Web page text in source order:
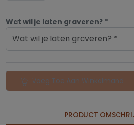
Wat wil je laten graveren? *
Wat wil je laten graveren? *
Voeg Toe Aan Winkelmand
PRODUCT